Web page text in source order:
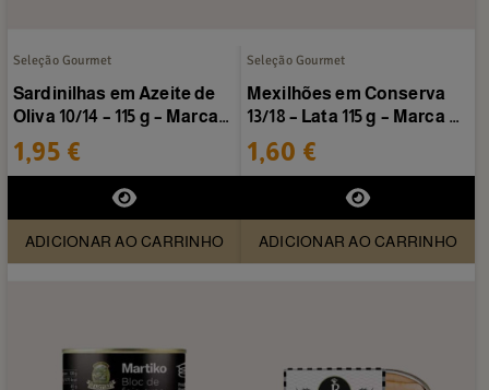
Seleção Gourmet
Sardinilhas em Azeite de
Oliva 10/14 – 115 g – Marca
La Lata
1,95 €
ADICIONAR AO CARRINHO
Seleção Gourmet
Mexilhões em Conserva
13/18 – Lata 115 g – Marca La
Lata
1,60 €
ADICIONAR AO CARRINHO